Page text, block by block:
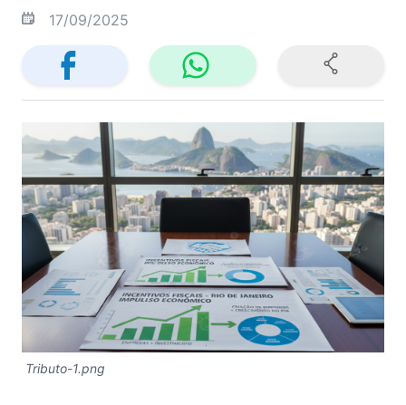
17/09/2025
Tributo-1.png